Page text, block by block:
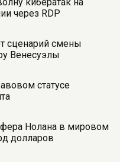
через RDP
сценарий смены
Венесуэлы
статусе
Нолана в мировом
долларов